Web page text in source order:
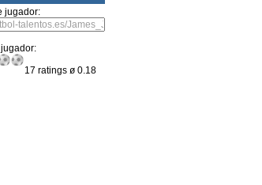
jugador:
17 ratings ø 0.18